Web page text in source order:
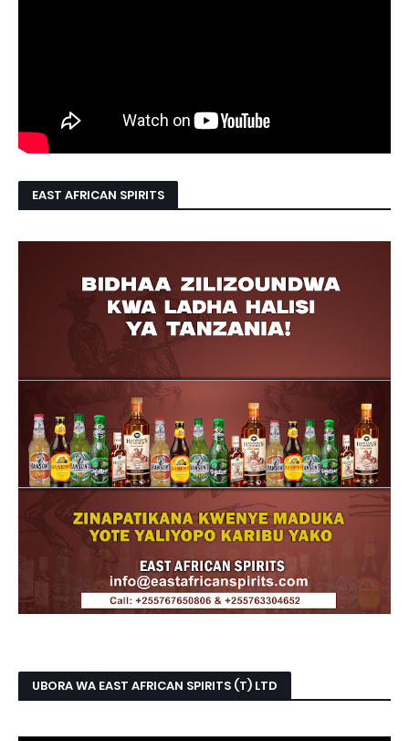
EAST AFRICAN SPIRITS
UBORA WA EAST AFRICAN SPIRITS (T) LTD